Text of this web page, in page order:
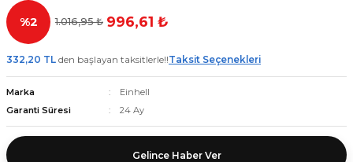
%2 1.016,95 ₺ 996,61 ₺
332,20 TL den başlayan taksitlerle!!Taksit Seçenekleri
Marka
Einhell
Garanti Süresi
24 Ay
Gelince Haber Ver